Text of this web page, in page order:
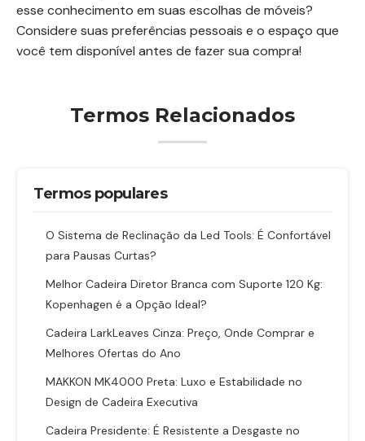
esse conhecimento em suas escolhas de móveis?
Considere suas preferências pessoais e o espaço que
você tem disponível antes de fazer sua compra!
Termos Relacionados
Termos populares
O Sistema de Reclinação da Led Tools: É Confortável
para Pausas Curtas?
Melhor Cadeira Diretor Branca com Suporte 120 Kg:
Kopenhagen é a Opção Ideal?
Cadeira LarkLeaves Cinza: Preço, Onde Comprar e
Melhores Ofertas do Ano
MAKKON MK4000 Preta: Luxo e Estabilidade no
Design de Cadeira Executiva
Cadeira Presidente: É Resistente a Desgaste no